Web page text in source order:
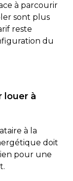
à parcourir
sont plus
reste
du
louer à
à la
doit
pour une